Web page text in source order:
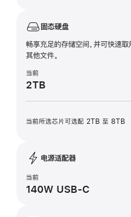
固态硬盘
畅享充足的存储空间，并可快速
其他文件。
当前
2TB
当前所选芯片可选配 2TB 至 8TB
电源适配器
当前
140W USB-C